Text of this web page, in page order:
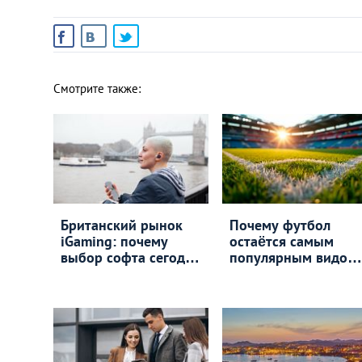
Смотрите также:
Британский рынок
iGaming: почему
выбор софта сегодня
бюджета
Почему футбол
остаётся самым
популярным видом